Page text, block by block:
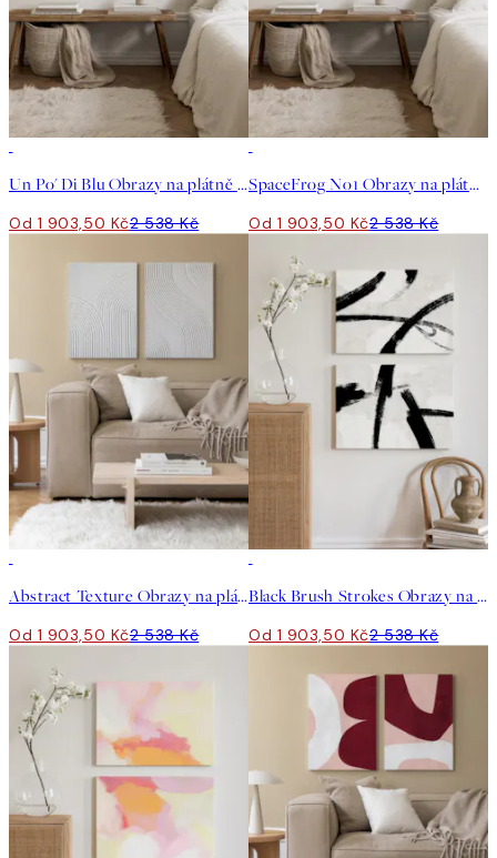
Un Po' Di Blu Obrazy na plátně Duo
Od 1 903,50 Kč2 538 Kč
SpaceFrog No1 Obrazy na plátně Duo
Od 1 903,50 Kč2 538 Kč
Abstract Texture Obrazy na plátně Duo
Od 1 903,50 Kč2 538 Kč
Black Brush Strokes Obrazy na plátně Duo
Od 1 903,50 Kč2 538 Kč